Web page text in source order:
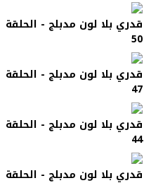
قدري بلا لون مدبلج - الحلقة
50
قدري بلا لون مدبلج - الحلقة
47
قدري بلا لون مدبلج - الحلقة
44
قدري بلا لون مدبلج - الحلقة